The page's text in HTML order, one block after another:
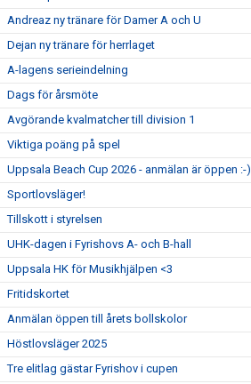
Andreaz ny tränare för Damer A och U
Dejan ny tränare för herrlaget
A-lagens serieindelning
Dags för årsmöte
Avgörande kvalmatcher till division 1
Viktiga poäng på spel
Uppsala Beach Cup 2026 - anmälan är öppen :-)
Sportlovsläger!
Tillskott i styrelsen
UHK-dagen i Fyrishovs A- och B-hall
Uppsala HK för Musikhjälpen <3
Fritidskortet
Anmälan öppen till årets bollskolor
Höstlovsläger 2025
Tre elitlag gästar Fyrishov i cupen